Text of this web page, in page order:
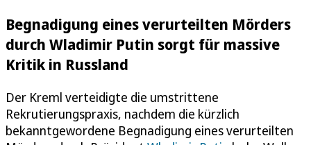
Begnadigung eines verurteilten Mörders
durch Wladimir Putin sorgt für massive
Kritik in Russland
Der Kreml verteidigte die umstrittene
Rekrutierungspraxis, nachdem die kürzlich
bekanntgewordene Begnadigung eines verurteilten